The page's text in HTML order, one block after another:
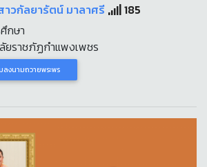
าวกัลยารัตน์ มาลาศรี
185
กษา
ยราชภัฏกำแพงเพชร
ลงนามถวายพระพร